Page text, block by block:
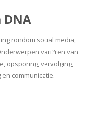
DNA
rondom social media,
vari?ren van
opsporing, vervolging,
communicatie.